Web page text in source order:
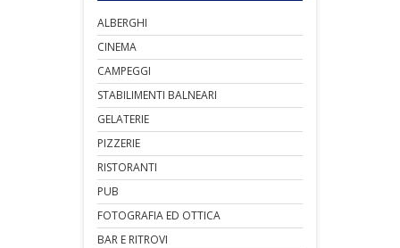
ALBERGHI
CINEMA
CAMPEGGI
STABILIMENTI BALNEARI
GELATERIE
PIZZERIE
RISTORANTI
PUB
FOTOGRAFIA ED OTTICA
BAR E RITROVI